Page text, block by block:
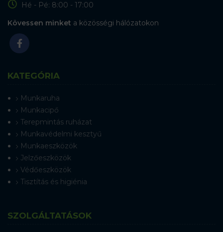
Hé - Pé: 8:00 - 17:00
Kövessen minket a közösségi hálózatokon
KATEGÓRIA
Munkaruha
Munkacipő
Terepmintás ruházat
Munkavédelmi kesztyű
Munkaeszközök
Jelzőeszközök
Védőeszközök
Tisztítás és higiénia
SZOLGÁLTATÁSOK